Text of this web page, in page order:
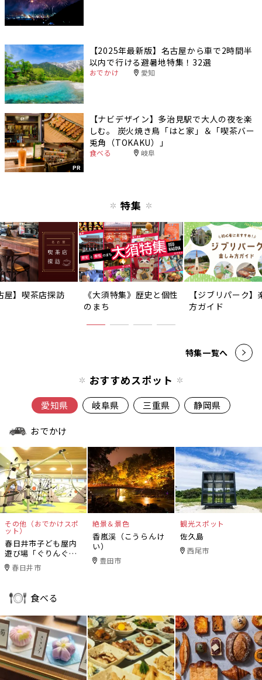
【2025年最新版】名古屋から車で2時間半
以内で行ける避暑地特集！32選
おでかけ 愛知
PR
【ナビデザイン】多治見駅で大人の夜を楽
しむ。 炭火焼き鳥「はと家」＆「喫茶バー
兎角（TOKAKU）」
食べる 岐阜
特集
屋】喫茶店探訪
《大須特集》歴史と個性
のまち
【ジブリパーク】
方ガイド
特集一覧へ
おすすめスポット
愛知県 岐阜県 三重県 静岡県
おでかけ
その他（おでかけスポ
ット）
春日井市子ども屋内
遊び場「ぐりんぐり
ん」春日井市
絶景＆景色
香嵐渓（こうらんけ
い）
豊田市
観光スポット
佐久島
西尾市
食べる